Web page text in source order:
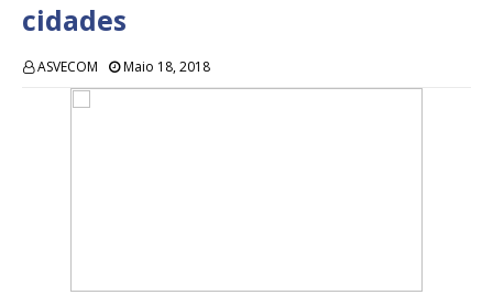
cidades
ASVECOM Maio 18, 2018